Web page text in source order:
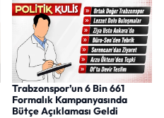
Trabzonspor’un 6 Bin 661
Formalık Kampanyasında
Bütçe Açıklaması Geldi